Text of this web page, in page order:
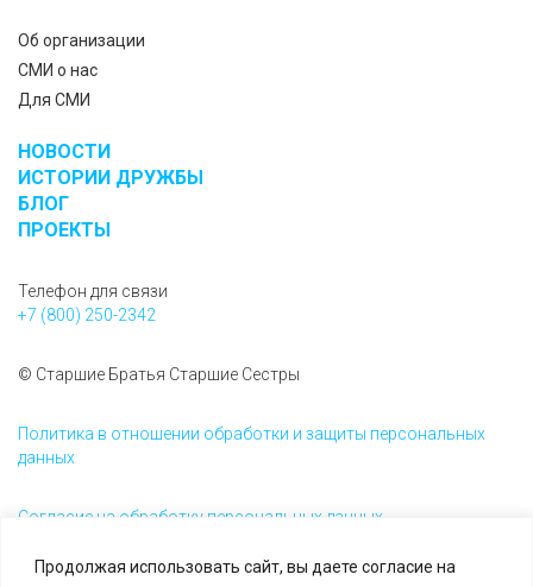
Продолжая использовать сайт, вы даете согласие на
Об организации
СМИ о нас
Для СМИ
НОВОСТИ
ИСТОРИИ ДРУЖБЫ
БЛОГ
ПРОЕКТЫ
Телефон для связи
+7 (800) 250-2342
© Старшие Братья Старшие Сестры
Политика в отношении обработки и защиты персональных
данных
Согласие на обработку персональных данных